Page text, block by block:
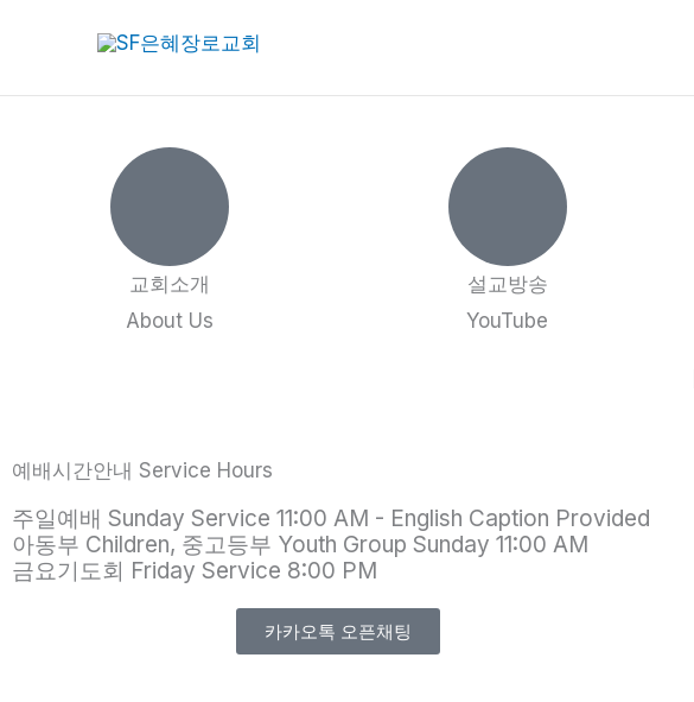
츠
교회소개
About Us
설교방송
YouTube
예배시간안내 Service Hours
주일예배 Sunday Service 11:00 AM - English Caption Provided
아동부 Children, 중고등부 Youth Group Sunday 11:00 AM
금요기도회 Friday Service 8:00 PM
카카오톡 오픈채팅